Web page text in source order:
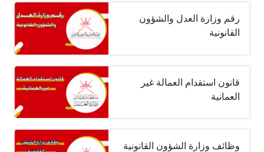
رقم وزارة العدل والشؤون
القانونية
قانون استقدام العمالة غير
العمانية
وظائف وزارة الشؤون القانونية